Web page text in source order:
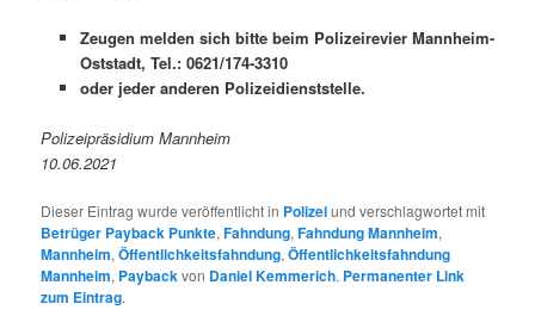
Zeugen melden sich bitte beim Polizeirevier Mannheim-
Oststadt, Tel.: 0621/174-3310
oder jeder anderen Polizeidienststelle.
Polizeipräsidium Mannheim
10.06.2021
Dieser Eintrag wurde veröffentlicht in Polizeiund verschlagwortet mit
Betrüger Payback Punkte,Fahndung,Fahndung Mannheim,
Mannheim,Öffentlichkeitsfahndung,Öffentlichkeitsfahndung
Mannheim, Paybackvon Daniel Kemmerich. Permanenter Link
zum Eintrag.